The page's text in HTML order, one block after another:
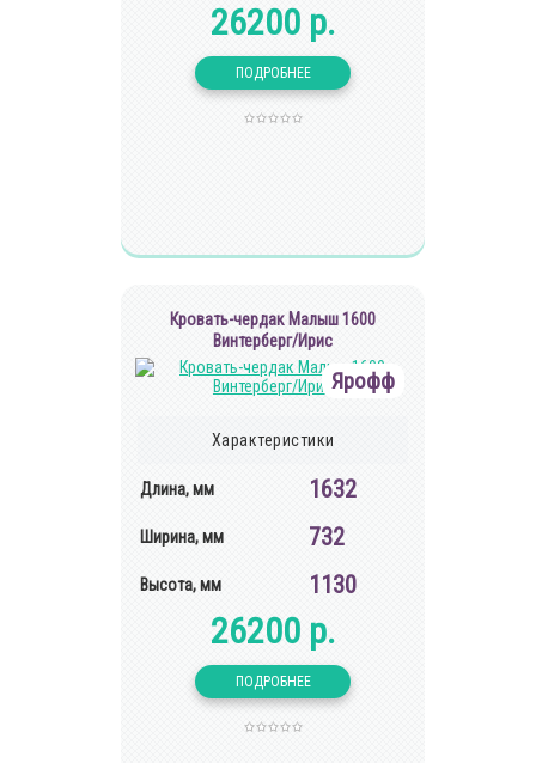
26200 р.
Кровать-чердак Малыш 1600
Винтерберг/Ирис
Ярофф
Характеристики
Длина, мм 1632
Ширина, мм 732
Высота, мм 1130
26200 р.